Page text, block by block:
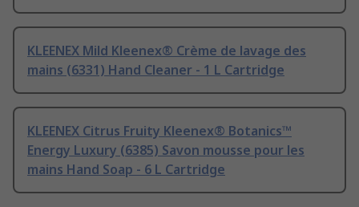
KLEENEX Mild Kleenex® Crème de lavage des
mains (6331) Hand Cleaner - 1 L Cartridge
KLEENEX Citrus Fruity Kleenex® Botanics™
Energy Luxury (6385) Savon mousse pour les
mains Hand Soap - 6 L Cartridge